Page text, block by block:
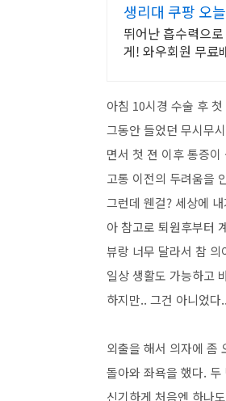
생리대 쿠팡 오
뛰어난 흡수력으
게! 와우회원 무료
아침 10시경 수술 후
그동안 들었던 무시무
면서 첫 젼 이후 통증
고통 이전의 두려움을
그런데 웬걸? 세상에
아 참고로 퇴원후부터
뷰랑 너무 달라서 참 의
일상 생활도 가능하고
하지만.. 그건 아니었다
외출을 해서 의자에 좀
돌아와 좌욕을 했다.
신기하게 처음엔 하나